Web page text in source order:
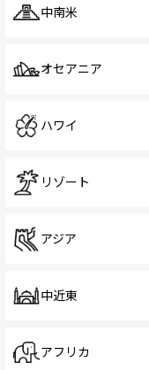
中南米
オセアニア
ハワイ
リゾート
アジア
中近東
アフリカ